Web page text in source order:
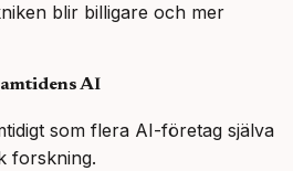
blir billigare och mer
AI
som flera AI-företag själva
forskning.